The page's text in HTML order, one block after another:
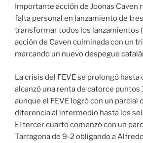
Importante acción de Joonas Caven
falta personal en lanzamiento de
transformar todos los lanzamientos
acción de Caven culminada con un
marcando un nuevo despegue
La crisis del FEVE se prolongó hasta
alcanzó una renta de catorce puntos
aunque el FEVE logró con un parcial
diferencia al intermedio hasta los
El tercer cuarto comenzó con un
Tarragona de 9-2 obligando a